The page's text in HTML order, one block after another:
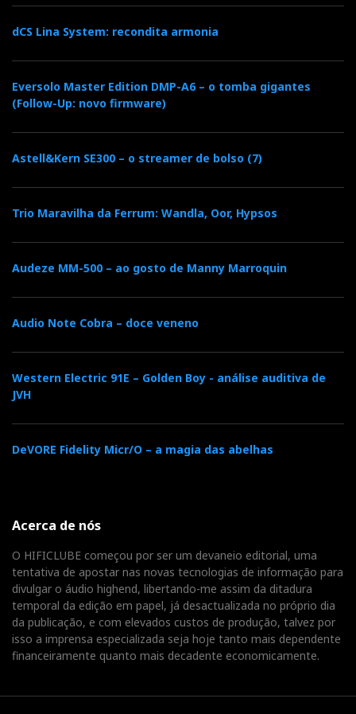
dCS Lina System: recondita armonia
Eversolo Master Edition DMP-A6 – o tomba gigantes
(Follow-Up: novo firmware)
Astell&Kern SE300 – o streamer de bolso (7)
Trio Maravilha da Ferrum: Wandla, Oor, Hypsos
Audeze MM-500 – ao gosto de Manny Marroquin
Audio Note Cobra – doce veneno
Western Electric 91E – Golden Boy - análise auditiva de
JVH
DeVORE Fidelity Micr/O – a magia das abelhas
Acerca de nós
O HIFICLUBE começou por ser um devaneio editorial, uma
tentativa de apostar nas novas tecnologias de informação para
divulgar o áudio highend, libertando-me assim da ditadura
temporal da edição em papel, já desactualizada no próprio dia
da publicação, e com elevados custos de produção, talvez por
isso a imprensa especializada seja hoje tanto mais dependente
financeiramente quanto mais decadente economicamente.